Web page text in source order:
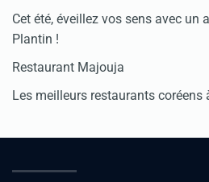
Cet été, éveillez vos sens avec un
Plantin !
Restaurant Majouja
Les meilleurs restaurants coréens